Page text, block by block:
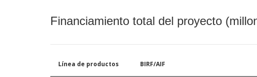
Financiamiento total del proyecto
Línea de productos BIRF/AIF